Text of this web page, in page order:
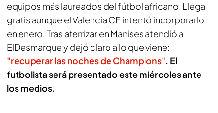
equipos más laureados del fútbol africano. Llega
gratis aunque el Valencia CF intentó incorporarlo
en enero. Tras aterrizar en Manises atendió a
ElDesmarquey dejó claro a lo que viene:
"recuperar las noches de Champions". El
futbolista será presentado este miércoles ante
los medios.